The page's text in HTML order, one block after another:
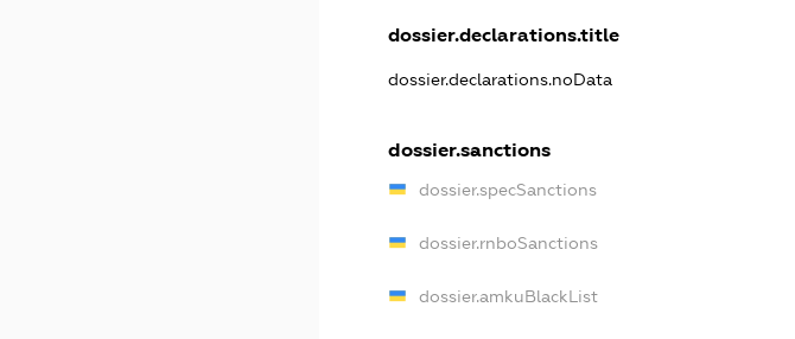
dossier.declarations.title
dossier.declarations.noData
dossier.sanctions
dossier.specSanctions
dossier.rnboSanctions
dossier.amkuBlackList